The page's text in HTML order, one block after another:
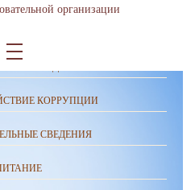
КОРРУПЦИИ
СВЕДЕНИЯ
организации